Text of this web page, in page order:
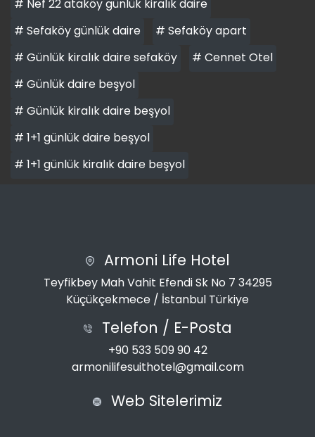
# Nef 22 ataköy günlük kiralık daire
# Sefaköy günlük daire
# Sefaköy apart
# Günlük kiralık daire sefaköy
# Cennet Otel
# Günlük daire beşyol
# Günlük kiralık daire beşyol
# 1+1 günlük daire beşyol
# 1+1 günlük kiralık daire beşyol
Armoni Life Hotel
Teyfikbey Mah Vahit Efendi Sk No 7 34295
Küçükçekmece / İstanbul Türkiye
Telefon / E-Posta
+90 533 509 90 42
armonilifesuithotel@gmail.com
Web Sitelerimiz